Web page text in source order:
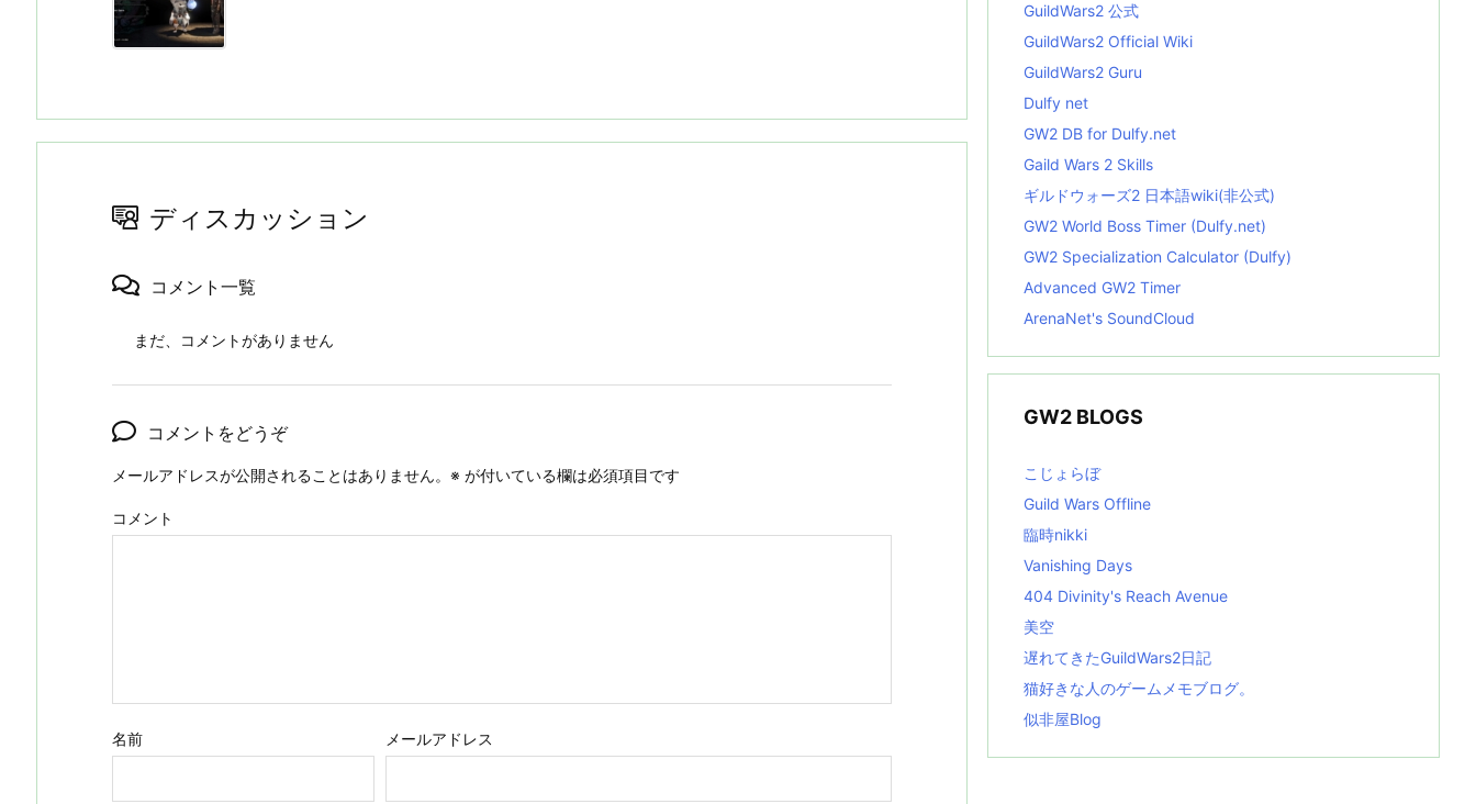
ディスカッション
コメント一覧
まだ、コメントがありません
コメントをどうぞ
メールアドレスが公開されることはありません。 ※ が付いている欄は必須項目です
コメント
名前 メールアドレス
GuildWars2 公式
GuildWars2 Official Wiki
GuildWars2 Guru
Dulfy net
GW2 DB for Dulfy.net
Gaild Wars 2 Skills
ギルドウォーズ2 日本語wiki(非公式)
GW2 World Boss Timer (Dulfy.net)
GW2 Specialization Calculator (Dulfy)
Advanced GW2 Timer
ArenaNet's SoundCloud
GW2 BLOGS
こじょらぼ
Guild Wars Offline
臨時nikki
Vanishing Days
404 Divinity's Reach Avenue
美空
遅れてきたGuildWars2日記
猫好きな人のゲームメモブログ。
似非屋Blog